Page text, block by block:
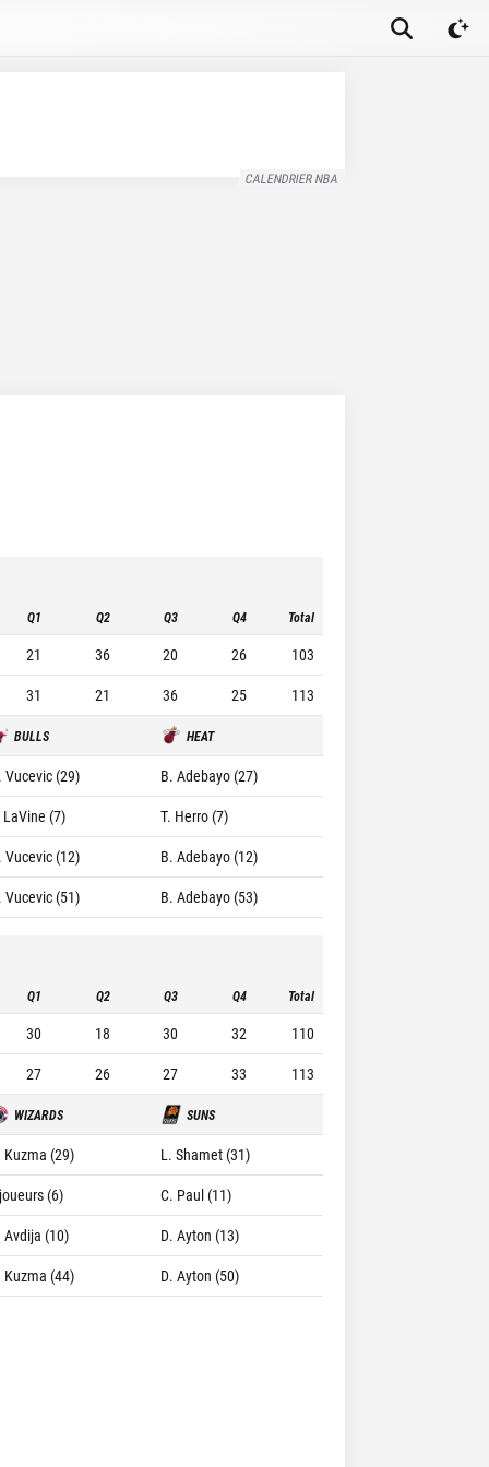
CALENDRIER NBA
Q1 Q2 Q3 Q4 Total
21 36 20 26
103
31
21 36 25 113
BULLS HEAT
Vucevic (29)
B. Adebayo (27)
LaVine (7)
T. Herro (7)
Vucevic (12)
B. Adebayo (12)
Vucevic (51)
B. Adebayo (53)
Q1 Q2 Q3 Q4 Total
30 18 30 32
110
27
26 27 33 113
WIZARDS SUNS
Kuzma (29)
L. Shamet (31)
(6)
C. Paul (11)
Avdija (10)
D. Ayton (13)
Kuzma (44)
D. Ayton (50)